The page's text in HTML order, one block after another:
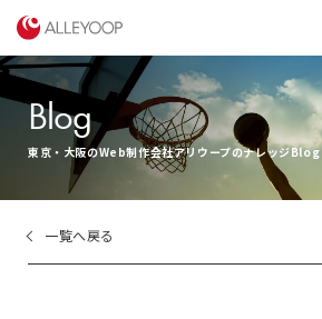
Blog
東京・大阪のWeb制作会社アリウープのナレッジBlog
一覧へ戻る